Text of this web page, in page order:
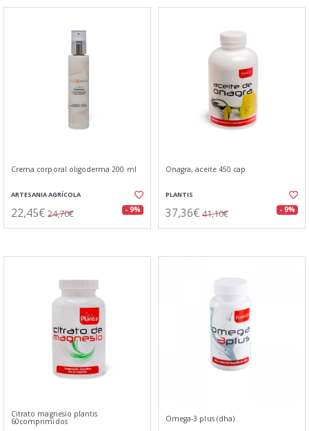
Crema corporal oligoderma 200 ml
ARTESANIA AGRÍCOLA
22,45€ 24,70€ - 9%
Onagra, aceite 450 cap
PLANTIS
37,36€ 41,10€ - 9%
Citrato magnesio plantis
60comprimidos Omega-3 plus (dha)